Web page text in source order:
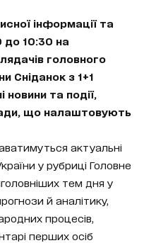
інформації та
до 10:30 на
головного
Сніданок з 1+1
новини та події,
що налаштовують
актуальні
у рубриці Головне
тем дня у
й аналітику,
процесів,
перших осіб